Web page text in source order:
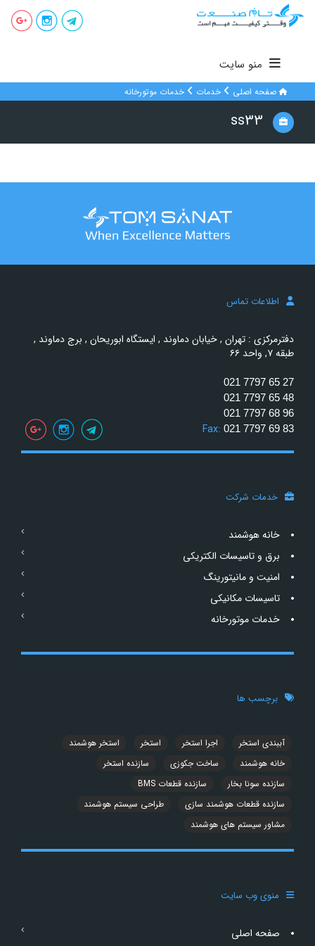
منو سایت
صفحه اصلی خدمات خدمات موتورخانه
ss33
اطلاعات تماس
دفترمرکزی : تهران , خیابان دماوند , ایستگاه ابوریحان , برج دماوند ,
طبقه ۷, واحد ۶۶
021 7797 65 27
021 7797 65 48
021 7797 68 96
021 7797 69 83
Fax:
خدمات شرکت
خانه هوشمند
برق و تاسیسات الکتریکی
امنیت و مانیتورینگ
تاسیسات مکانیکی
خدمات موتورخانه
برچسب ها
آببندی استخر اجرا استخر استخر
استخر هوشمند
خانه هوشمند
ساخت جکوزی
سازنده استخر
سازنده سونا بخار
سازنده قطعات BMS
سازنده قطعات هوشمند سازی
طراحی سیستم هوشمند
مشاور سیستم های هوشمند
منوی وب سایت
صفحه اصلی